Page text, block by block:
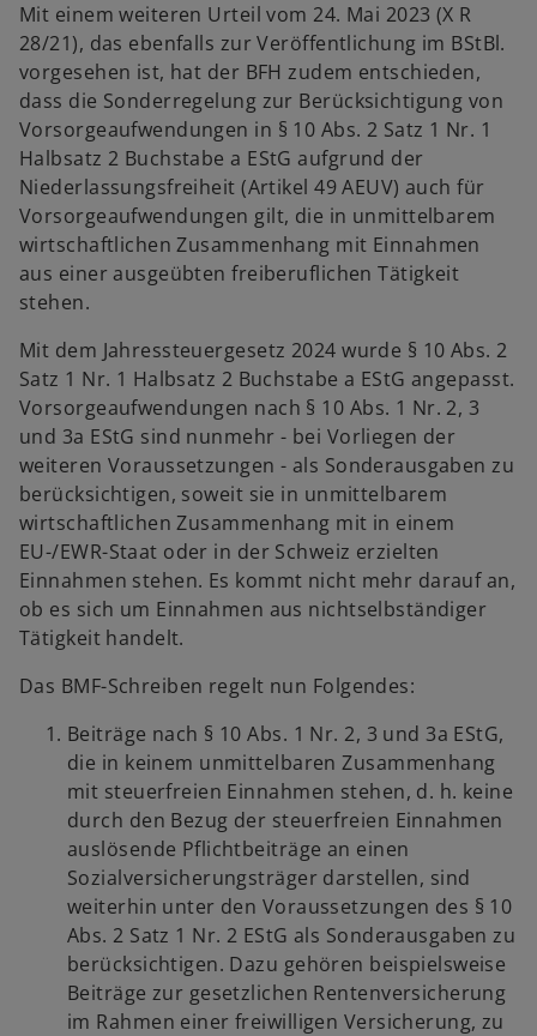
Mit einem weiteren Urteil vom 24. Mai 2023 (X R
28/21), das ebenfalls zur Veröffentlichung im BStBl.
vorgesehen ist, hat der BFH zudem entschieden,
dass die Sonderregelung zur Berücksichtigung von
Vorsorgeaufwendungen in § 10 Abs. 2 Satz 1 Nr. 1
Halbsatz 2 Buchstabe a EStG aufgrund der
Niederlassungsfreiheit (Artikel 49 AEUV) auch für
Vorsorgeaufwendungen gilt, die in unmittelbarem
wirtschaftlichen Zusammenhang mit Einnahmen
aus einer ausgeübten freiberuflichen Tätigkeit
stehen.
Mit dem Jahressteuergesetz 2024 wurde § 10 Abs. 2
Satz 1 Nr. 1 Halbsatz 2 Buchstabe a EStG angepasst.
Vorsorgeaufwendungen nach § 10 Abs. 1 Nr. 2, 3
und 3a EStG sind nunmehr - bei Vorliegen der
weiteren Voraussetzungen - als Sonderausgaben zu
berücksichtigen, soweit sie in unmittelbarem
wirtschaftlichen Zusammenhang mit in einem
EU-/EWR-Staat oder in der Schweiz erzielten
Einnahmen stehen. Es kommt nicht mehr darauf an,
ob es sich um Einnahmen aus nichtselbständiger
Tätigkeit handelt.
Das BMF-Schreiben regelt nun Folgendes:
Beiträge nach § 10 Abs. 1 Nr. 2, 3 und 3a EStG,
die in keinem unmittelbaren Zusammenhang
mit steuerfreien Einnahmen stehen, d. h. keine
durch den Bezug der steuerfreien Einnahmen
auslösende Pflichtbeiträge an einen
Sozialversicherungsträger darstellen, sind
weiterhin unter den Voraussetzungen des § 10
Abs. 2 Satz 1 Nr. 2 EStG als Sonderausgaben zu
berücksichtigen. Dazu gehören beispielsweise
Beiträge zur gesetzlichen Rentenversicherung
im Rahmen einer freiwilligen Versicherung, zu